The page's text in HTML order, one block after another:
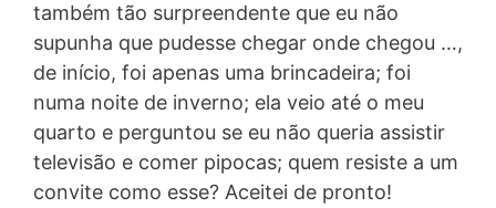
também tão surpreendente que eu não
supunha que pudesse chegar onde chegou …,
de início, foi apenas uma brincadeira; foi
numa noite de inverno; ela veio até o meu
quarto e perguntou se eu não queria assistir
televisão e comer pipocas; quem resiste a um
convite como esse? Aceitei de pronto!